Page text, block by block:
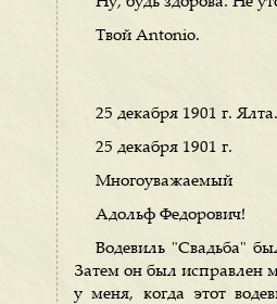
Твой Antonio.
25 декабря 1901 г. Ялта.
25 декабря 1901 г.
Многоуважаемый
Адольф Федорович!
Водевиль "Свадьба"
Затем он был исправлен
у меня, когда этот